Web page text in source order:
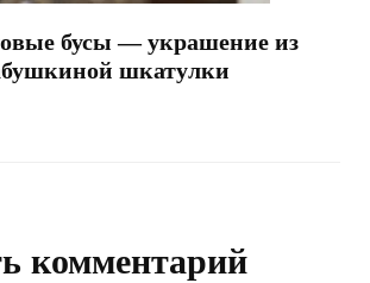
бусы — украшение из
шкатулки
комментарий